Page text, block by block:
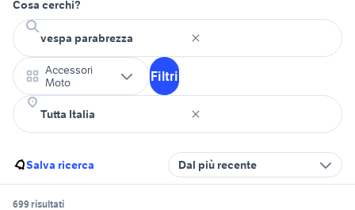
Cosa cerchi?
Accessori
Moto
Filtri
Salva ricerca Dal più recente
699 risultati